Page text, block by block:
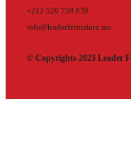
+212 520 759 838
info@leaderfermeture.ma
© Copyrights 2023 Leader